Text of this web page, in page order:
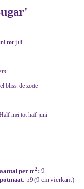
tot juli
bliss, de zoete
mei tot half juni
aantal per m2: 9
potmaat: p9 (9 cm vierkant)